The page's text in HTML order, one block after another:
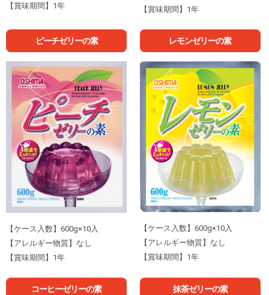
【賞味期間】1年
【賞味期間】1年
ピーチゼリーの素
【ケース入数】600g×10入
【アレルギー物質】なし
【賞味期間】1年
レモンゼリーの素
【ケース入数】600g×10入
【アレルギー物質】なし
【賞味期間】1年
コーヒーゼリーの素 抹茶ゼリーの素